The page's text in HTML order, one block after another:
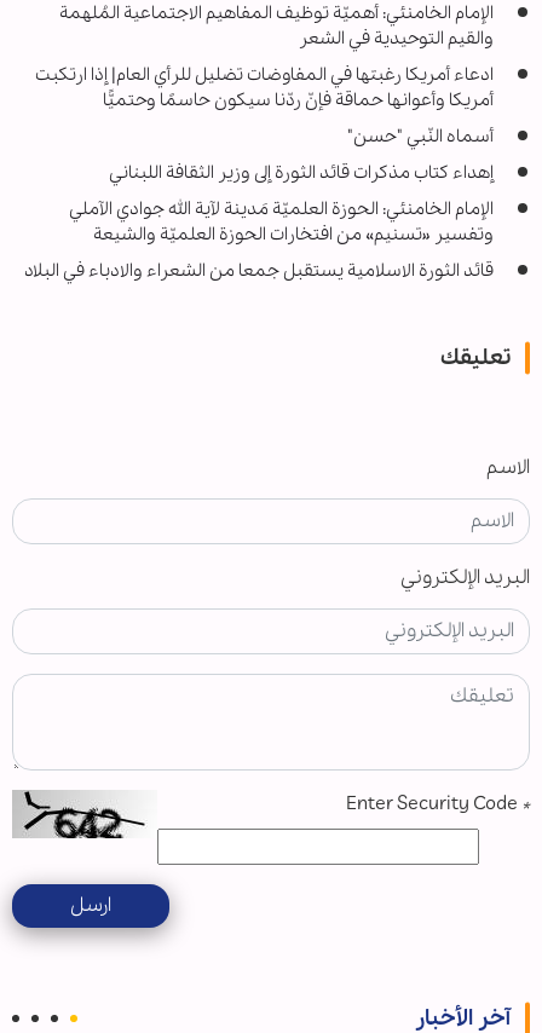
الإمام الخامنئي: أهميّة توظيف المفاهيم الاجتماعية المُلهمة
والقيم التوحيدية في الشعر
ادعاء أمريكا رغبتها في المفاوضات تضليل للرأي العام| إذا ارتكبت
أمريكا وأعوانها حماقة فإنّ ردّنا سيكون حاسمًا وحتميًّا
أسماه النّبي "حسن"
إهداء كتاب مذكرات قائد الثورة إلى وزير الثقافة اللبناني
الإمام الخامنئي: الحوزة العلميّة مَدينة لآية الله جوادي الآملي
وتفسير «تسنيم» من افتخارات الحوزة العلميّة والشيعة
قائد الثورة الاسلامية يستقبل جمعا من الشعراء والادباء في البلاد
تعليقك
الاسم
البريد الإلكتروني
*
ارسل
آخر الأخبار